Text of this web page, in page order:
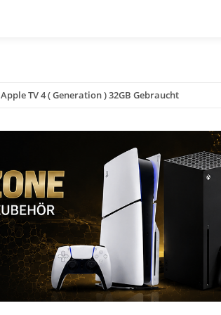
Apple TV 4 ( Generation ) 32GB Gebraucht